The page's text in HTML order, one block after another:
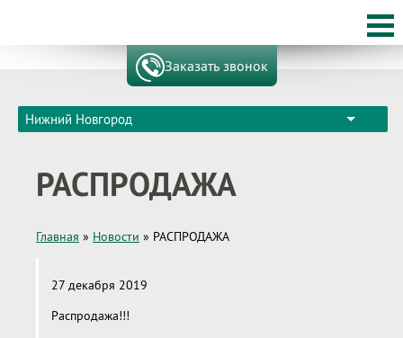
Нижний Новгород
Заказать звонок
РАСПРОДАЖА
Главная » Новости » РАСПРОДАЖА
27 декабря 2019
Распродажа!!!